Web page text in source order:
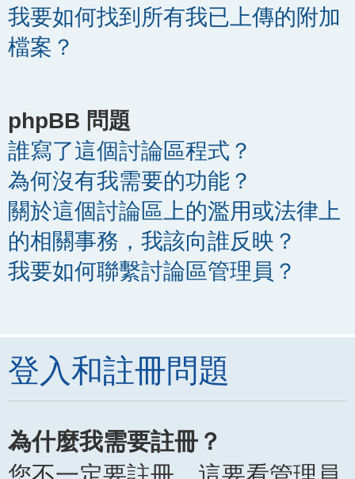
我要如何找到所有我已上傳的附加
檔案？
phpBB 問題
誰寫了這個討論區程式？
為何沒有我需要的功能？
關於這個討論區上的濫用或法律上
的相關事務，我該向誰反映？
我要如何聯繫討論區管理員？
登入和註冊問題
為什麼我需要註冊？